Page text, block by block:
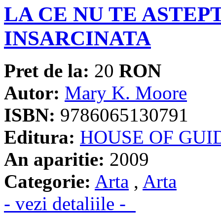
LA CE NU TE
INSARCINATA
Pret de la: 20 RON
Autor: Mary K. Moore
ISBN: 9786065130791
Editura: HOUSE OF
An aparitie: 2009
Categorie: Arta , Arta
- vezi detaliile -